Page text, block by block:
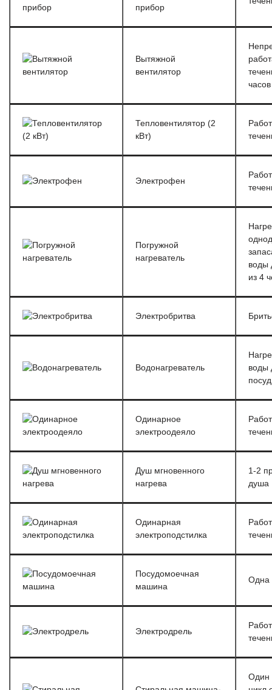
прибор
Вытяжной
вентилятор
часов
Тепловентилятор (2
кВт)
Электрофен
Погружной
нагреватель
воды
из 4
Электробритва
Водонагреватель
воды
Одинарное
электроодеяло
Душ мгновенного
нагрева
1-2
душа
Одинарная
электроподстилка
Посудомоечная
машина
Одна
Электродрель
Один